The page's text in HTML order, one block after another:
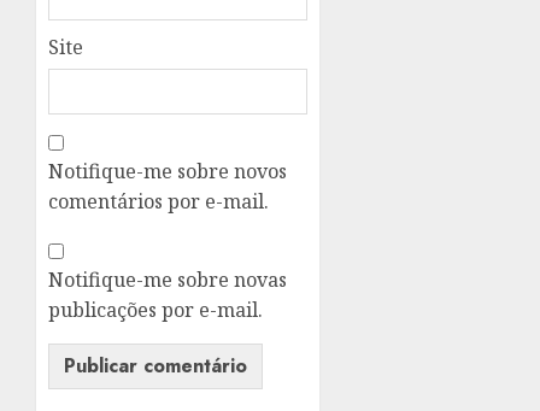
Site
Notifique-me sobre novos
comentários por e-mail.
Notifique-me sobre novas
publicações por e-mail.